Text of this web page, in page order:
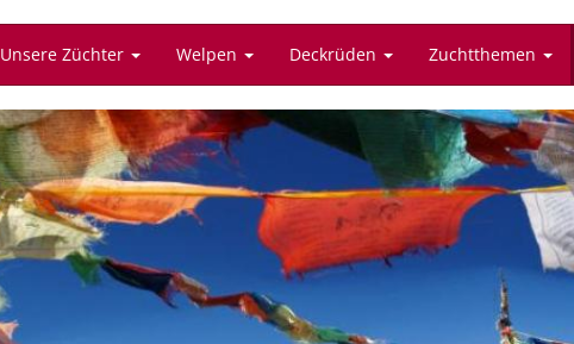
Unsere Züchter Welpen Deckrüden Zuchtthemen